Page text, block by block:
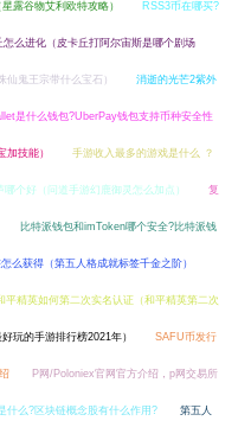
露谷物艾利欧特攻略） RSS3币在哪买?
么进化（皮卡丘打阿尔宙斯是哪个剧场
鬼王宗带什么宝石） 消逝的光芒2紫外
是什么钱包?UberPay钱包支持币种安全性
技能） 手游收入最多的游戏是什么 ？
个好（问道手游幻鹿御灵怎么加点） 复
比特派钱包和imToken哪个安全?比特派钱
么获得（第五人格成就标签千金之阶）
平精英如何第二次实名认证（和平精英第二次
玩的手游排行榜2021年） SAFU币发行
P网/Poloniex官网官方介绍，p网交易所
什么?区块链概念股有什么作用? 第五人